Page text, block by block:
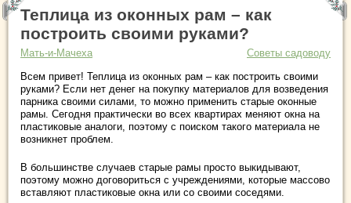
Теплица из оконных рам – как
построить своими руками?
Мать-и-Мачеха
Советы садоводу
Всем привет! Теплица из оконных рам – как построить своими
руками? Если нет денег на покупку материалов для возведения
парника своими силами, то можно применить старые оконные
рамы. Сегодня практически во всех квартирах меняют окна на
пластиковые аналоги, поэтому с поиском такого материала не
возникнет проблем.
В большинстве случаев старые рамы просто выкидывают,
поэтому можно договориться с учреждениями, которые массово
вставляют пластиковые окна или со своими соседями.